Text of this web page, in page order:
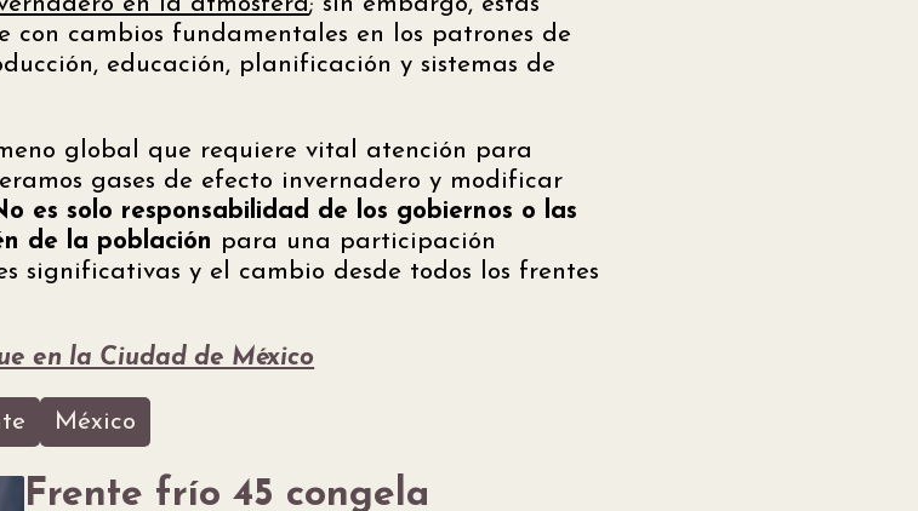
con cambios fundamentales en los patrones de
educación, planificación y sistemas de
global que requiere vital atención para
gases de efecto invernadero y modificar
es solo responsabilidad de los gobiernos o las
de la población para una participación
significativas y el cambio desde todos los frentes
en la Ciudad de México
México
Frente frío 45 congela